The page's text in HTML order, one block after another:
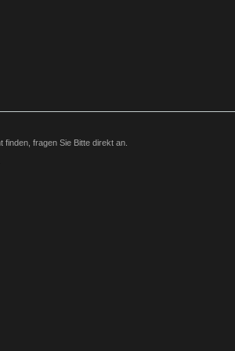
fragen Sie Bitte direkt an.